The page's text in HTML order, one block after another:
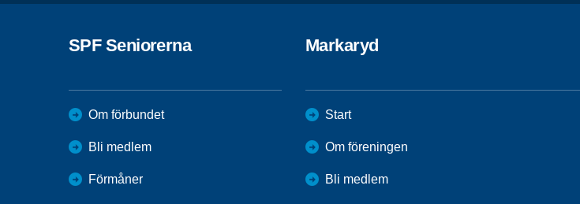
SPF Seniorerna
Om förbundet
Bli medlem
Förmåner
Markaryd
Start
Om föreningen
Bli medlem